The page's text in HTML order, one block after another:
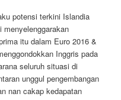
potensi terkini Islandia
menyelenggarakan
itu dalam Euro 2016 &
Inggris pada
seluruh situasi di
unggul pengembangan
nan cakap kedapatan